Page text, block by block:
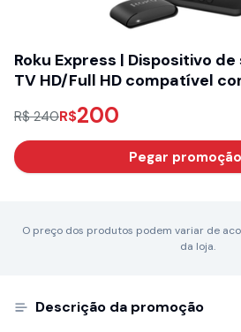
Roku Express | Dispositivo
TV HD/Full HD compatível
R$ 240R$200
Pegar promoção
O preço dos produtos podem variar de
da loja.
Descrição da promoção